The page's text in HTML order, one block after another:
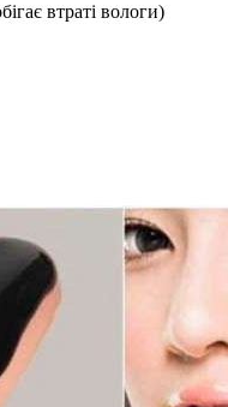
втраті вологи)